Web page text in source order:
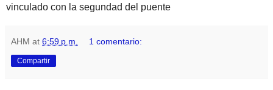
vinculado con la segundad del puente
AHM at 6:59 p.m. 1 comentario:
Compartir